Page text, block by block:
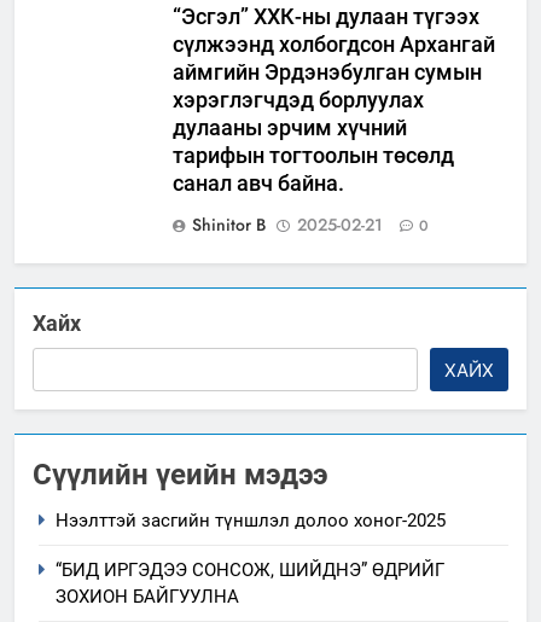
“Эсгэл” ХХК-ны дулаан түгээх
сүлжээнд холбогдсон Архангай
аймгийн Эрдэнэбулган сумын
хэрэглэгчдэд борлуулах
дулааны эрчим хүчний
тарифын тогтоолын төсөлд
санал авч байна.
Shinitor B
2025-02-21 0
Хайх
ХАЙХ
Сүүлийн үеийн мэдээ
Нээлттэй засгийн түншлэл долоо хоног-2025
“БИД ИРГЭДЭЭ СОНСОЖ, ШИЙДНЭ” ӨДРИЙГ
ЗОХИОН БАЙГУУЛНА